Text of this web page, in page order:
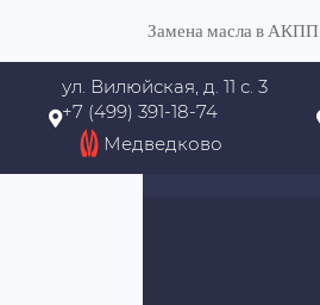
Замена масла в АКПП
ул. Вилюйская, д. 11 с. 3
+7 (499) 391-18-74
Медведково